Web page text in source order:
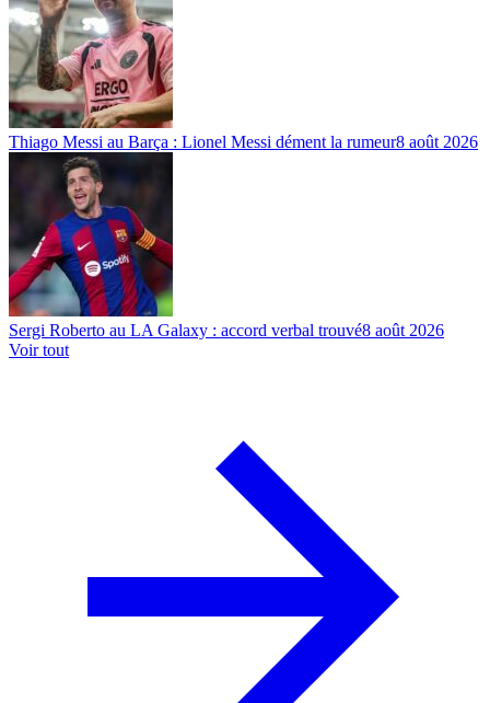
Thiago Messi au Barça : Lionel Messi dément la rumeur8 août 2026
Sergi Roberto au LA Galaxy : accord verbal trouvé8 août 2026
Voir tout